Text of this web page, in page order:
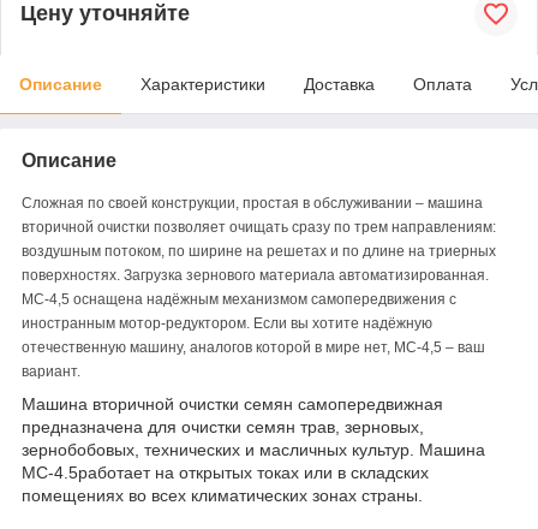
Цену уточняйте
Описание Характеристики Доставка Оплата
Описание
Сложная по своей конструкции, простая в обслуживании – машина
вторичной очистки позволяет очищать сразу по трем направлениям:
воздушным потоком, по ширине на решетах и по длине на триерных
поверхностях. Загрузка зернового материала автоматизированная.
МС-4,5 оснащена надёжным механизмом самопередвижения с
иностранным мотор-редуктором. Если вы хотите надёжную
отечественную машину, аналогов которой в мире нет, МС-4,5 – ваш
вариант.
Машина вторичной очистки семян самопередвижная
предназначена для очистки семян трав, зерновых,
зернобобовых, технических и масличных культур. Машина
МС-4.5работает на открытых токах или в складских
помещениях во всех климатических зонах страны.